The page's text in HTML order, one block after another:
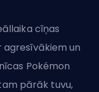
cīņas
agresīvākiem un
Pokémon
pārāk tuvu,